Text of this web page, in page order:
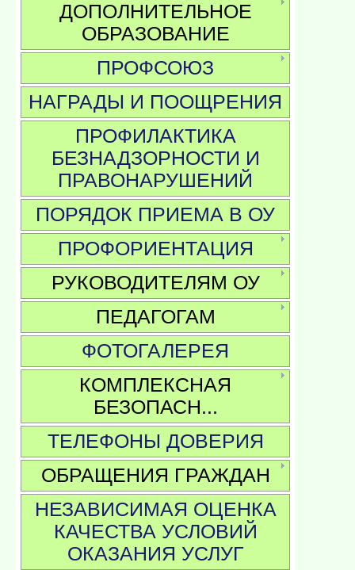
ДОПОЛНИТЕЛЬНОЕ
ОБРАЗОВАНИЕ
ПРОФСОЮЗ
НАГРАДЫ И ПООЩРЕНИЯ
ПРОФИЛАКТИКА
БЕЗНАДЗОРНОСТИ И
ПРАВОНАРУШЕНИЙ
ПОРЯДОК ПРИЕМА В ОУ
ПРОФОРИЕНТАЦИЯ
РУКОВОДИТЕЛЯМ ОУ
ПЕДАГОГАМ
ФОТОГАЛЕРЕЯ
КОМПЛЕКСНАЯ
БЕЗОПАСН...
ТЕЛЕФОНЫ ДОВЕРИЯ
ОБРАЩЕНИЯ ГРАЖДАН
НЕЗАВИСИМАЯ ОЦЕНКА
КАЧЕСТВА УСЛОВИЙ
ОКАЗАНИЯ УСЛУГ